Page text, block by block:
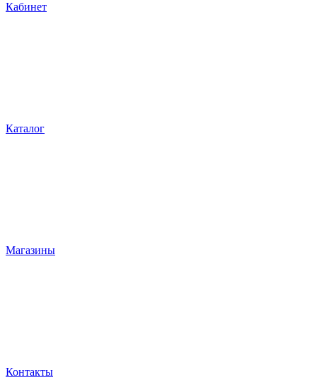
Кабинет
Каталог
Магазины
Контакты